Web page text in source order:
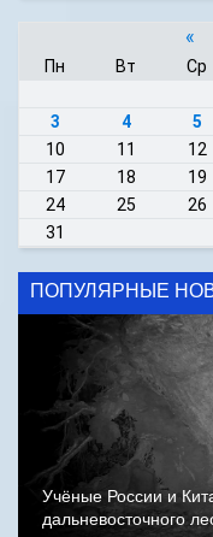
«
Пн Вт Ср
3
4 5
10
11 12
17
18 19
24
25 26
31
ПОПУЛЯРНЫЕ
Учёные России и
дальневосточного